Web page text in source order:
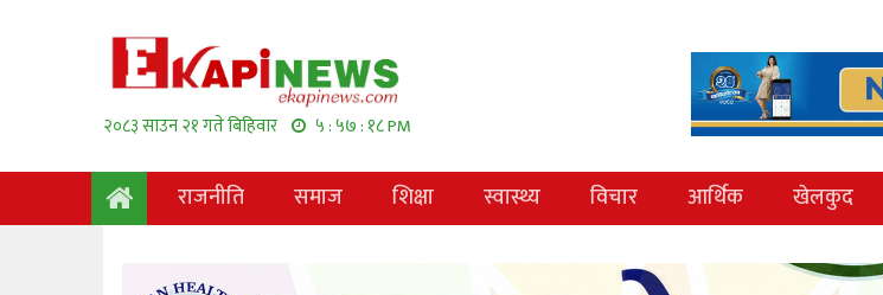
२०८३ साउन २१ गते बिहिवार ५ : ५७ : १९ PM
राजनीति समाज शिक्षा स्वास्थ्य विचार आर्थिक खेलकुद